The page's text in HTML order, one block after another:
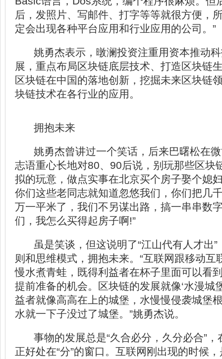
后，发照片、写邮件、打字等等就很方便，
定会出现各种平台应用和行业应用的公司。”
姚勇杰表示，暾澜投资注重用资本推动
展，重点布局区块链底层技术、打造区块链
区块链在中国的落地创新，挖掘未来区块链
块链技术在各行业的应用。
拥抱未来
姚勇杰曾讲过一个笑话，后来巴曙松在
志语重心长地对80、90后说，别玩那些区块
拟的玩意，做点实事在北京买个房子娶个媳
你们这些老同志就知道忽悠我们，你们把几
万一平米了，我们不另谋出路，搞一串串数
们，我怎么买得起房子啊!”
虽是笑谈，但这说明了“江山代有人才出
则和思维模式，拥抱未来。“互联网跟移动互
慢水煮青蛙，既得利益者在杯子里面可以看
提前准备的机会。区块链的发展就像‘水漫城
益者就像高高在上的城堡，水慢慢侵袭城堡
水就一下子没过了城堡。”姚勇杰说。
事物的发展总是“久合必分，久分必合”
正好处在“分”的窗口。互联网刚出现的时候